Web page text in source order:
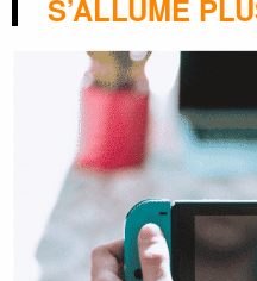
S’ALLUME